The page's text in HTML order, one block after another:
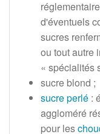
d'éventuels
sucres
ou tout autre
« spécialités
sucre blond ;
sucre perlé :
aggloméré
pour les